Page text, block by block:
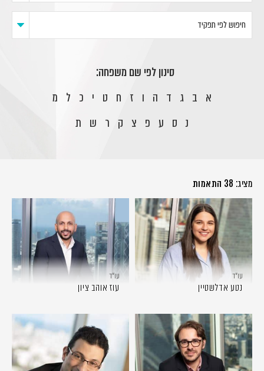
סינון לפי שם משפחה:
א ב ג ד ה ו ז ח ט י כ ל מ
נ ס ע פ צ ק ר ש ת
מציג: 38 התאמות
עו״ד
נטע אדלשטיין
עו״ד
עוז אוהב ציון